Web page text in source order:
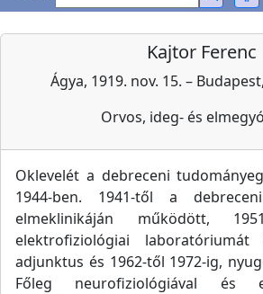
Kajtor Ferenc
Ágya, 1919. nov. 15. –
Orvos, ideg- és
Oklevelét a debreceni
1944-ben. 1941-től a
elmeklinikáján működött,
elektrofiziológiai laboratóriumát
adjunktus és 1962-től 1972-ig,
Főleg neurofiziológiával és